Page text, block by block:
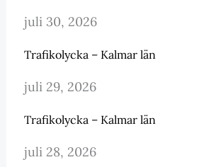
juli 30, 2026
Trafikolycka – Kalmar län
juli 29, 2026
Trafikolycka – Kalmar län
juli 28, 2026